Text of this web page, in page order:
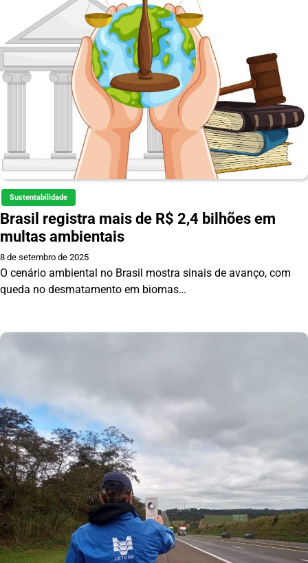
Sustentabilidade
Brasil registra mais de R$ 2,4 bilhões em
multas ambientais
8 de setembro de 2025
O cenário ambiental no Brasil mostra sinais de avanço, com
queda no desmatamento em biomas…